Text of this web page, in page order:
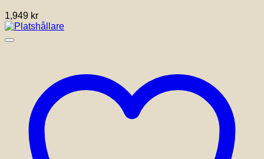
1,949 kr